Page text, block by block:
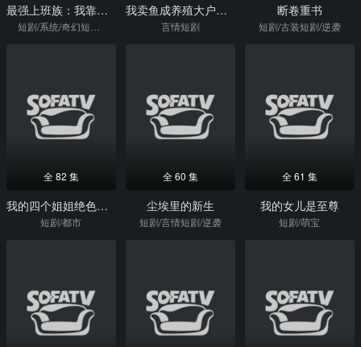
最强上班族：我靠系统整顿职场 我卖鱼成养殖大户，岳父悔不当初
言情短剧
断卷重书
短剧/古装短剧/逆袭
全 82 集
我的四个姐姐绝色倾城
短剧/都市
全 60 集
尘埃里的新生
短剧/言情短剧/逆袭
全 61 集
我的女儿是至尊
短剧/萌宝